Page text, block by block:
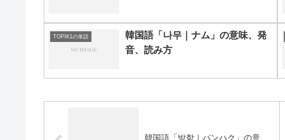
TOPIK1の単語
韓国語「나무｜ナム」の意味、発
音、読み方
韓国語「방학｜パンハク」の意